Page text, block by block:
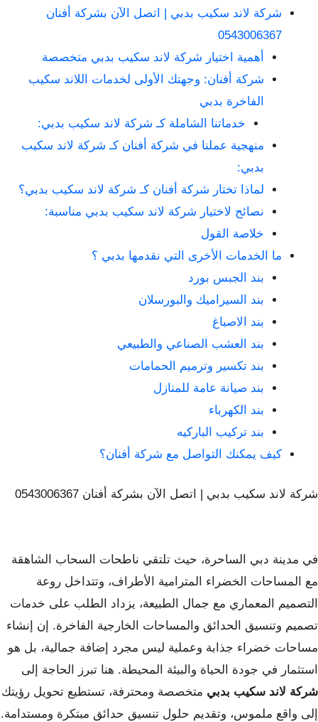
شركة لاند سكيب بدبي | اتصل الآن بشركة أفنان
0543006367
أهمية اختيار شركة لاند سكيب بدبي متخصصة
شركة أفنان: وجهتك الأولى لخدمات اللاند سكيب
الفاخرة بدبي
خدماتنا الشاملة كـ شركة لاند سكيب بدبي:
منهجية عملنا في شركة أفنان كـ شركة لاند سكيب
بدبي:
لماذا تختار شركة أفنان كـ شركة لاند سكيب بدبي؟
نصائح لاختيار شركة لاند سكيب بدبي مناسبة:
خلاصة القول
ما الخدمات الأخرى التي نقدمها بدبي ؟
بند الجبس بورد
بند السيراميك والبورسلان
بند الاصباغ
بند العشب الصناعي والطبيعي
بند تكسير وترميم الحمامات
بند صيانة عامة للمنازل
بند الكهرباء
بند تركيب الباركيه
كيف يمكنك التواصل مع شركة أفنان؟
شركة لاند سكيب بدبي | اتصل الآن بشركة أفنان 0543006367
في مدينة دبي الساحرة، حيث تلتقي ناطحات السحاب الشاهقة
مع المساحات الخضراء المترامية الأطراف، وتتداخل روعة
التصميم المعماري مع جمال الطبيعة، يزداد الطلب على خدمات
تصميم وتنسيق الحدائق والمساحات الخارجية الفاخرة. إن إنشاء
مساحات خضراء جذابة وعملية ليس مجرد إضافة جمالية، بل هو
استثمار في جودة الحياة والبيئة المحيطة. هنا تبرز الحاجة إلى
شركة لاند سكيب بدبي متخصصة ومحترفة، تستطيع تحويل رؤيتك
إلى واقع ملموس، وتقديم حلول تنسيق حدائق مبتكرة ومستدامة.